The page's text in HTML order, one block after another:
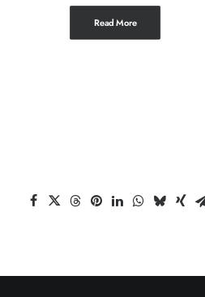
Read More